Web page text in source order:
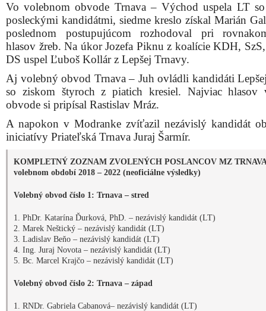
Vo volebnom obvode Trnava – Východ uspela LT
posleckými kandidátmi, siedme kreslo získal Marián
poslednom postupujúcom rozhodoval pri
hlasov žreb. Na úkor Jozefa Piknu z koalície KDH,
DS uspel Ľuboš Kollár z Lepšej Trnavy.
Aj volebný obvod Trnava – Juh ovládli kandidáti
so ziskom štyroch z piatich kresiel. Najviac hlasov
obvode si pripísal Rastislav Mráz.
A napokon v Modranke zvíťazil nezávislý kandidát
iniciatívy Priateľská Trnava Juraj Šarmír.
KOMPLETNÝ ZOZNAM ZVOLENÝCH POSLANCOV MZ
volebnom období 2018 – 2022 (neoficiálne výsledky)
Volebný obvod číslo 1: Trnava – stred
1. PhDr. Katarína Ďurková, PhD. – nezávislý kandidát (LT)
2. Marek Neštický – nezávislý kandidát (LT)
3. Ladislav Beňo – nezávislý kandidát (LT)
4. Ing. Juraj Novota – nezávislý kandidát (LT)
5. Bc. Marcel Krajčo – nezávislý kandidát (LT)
Volebný obvod číslo 2: Trnava – západ
1. RNDr. Gabriela Cabanová– nezávislý kandidát (LT)